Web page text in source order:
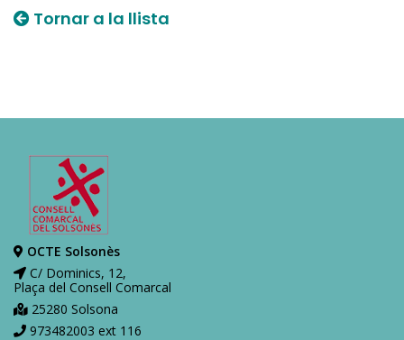
Tornar a la llista
OCTE Solsonès
C/ Dominics, 12,
Plaça del Consell Comarcal
25280 Solsona
973482003 ext 116